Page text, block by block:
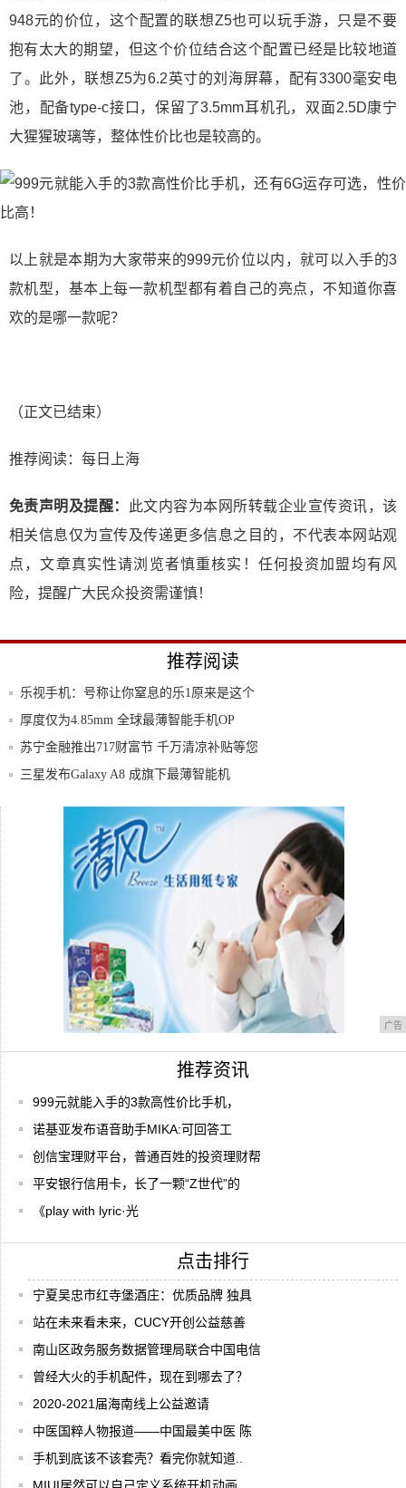
948元的价位，这个配置的联想Z5也可以玩手游，只是不要
抱有太大的期望，但这个价位结合这个配置已经是比较地道
了。此外，联想Z5为6.2英寸的刘海屏幕，配有3300毫安电
池，配备type-c接口，保留了3.5mm耳机孔，双面2.5D康宁
大猩猩玻璃等，整体性价比也是较高的。
以上就是本期为大家带来的999元价位以内，就可以入手的3
款机型，基本上每一款机型都有着自己的亮点，不知道你喜
欢的是哪一款呢？
（正文已结束）
推荐阅读： 每日上海
免责声明及提醒：
此文内容为本网所转载企业宣传资讯，该
相关信息仅为宣传及传递更多信息之目的，不代表本网站观
点，文章真实性请浏览者慎重核实！任何投资加盟均有风
险，提醒广大民众投资需谨慎！
推荐阅读
乐视手机：号称让你窒息的乐1原来是这个
样子
厚度仅为4.85mm 全球最薄智能手机OP
苏宁金融推出717财富节 千万清凉补贴等您
来
三星发布Galaxy A8 成旗下最薄智能机
最流畅的十款安卓系统，华为只排第五
广告
推荐资讯
999元就能入手的3款高性价比手机，
诺基亚发布语音助手MIKA:可回答工
创信宝理财平台，普通百姓的投资理财帮
平安银行信用卡，长了一颗“Z世代”的
《play with lyric·光
点击排行
宁夏吴忠市红寺堡酒庄：优质品牌 独具
站在未来看未来，CUCY开创公益慈善
南山区政务服务数据管理局联合中国电信
曾经大火的手机配件，现在到哪去了？
2020-2021届海南线上公益邀请
中医国粹人物报道——中国最美中医 陈
手机到底该不该套壳？看完你就知道..